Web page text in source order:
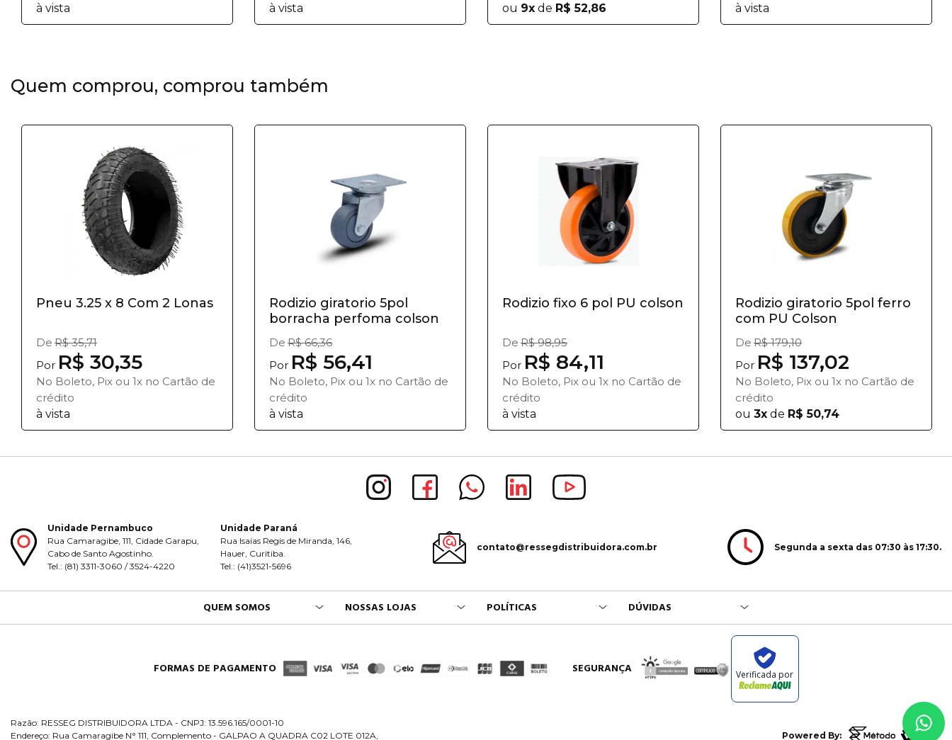
à vista
à vista
ou 9x de R$ 52,86
à vista
Quem comprou, comprou também
Pneu 3.25 x 8 Com 2 Lonas
De R$ 35,71
Por R$ 30,35
No Boleto, Pix ou 1x no Cartão de
crédito
à vista
Rodizio giratorio 5pol
borracha perfoma colson
De R$ 66,36
Por R$ 56,41
No Boleto, Pix ou 1x no Cartão de
crédito
à vista
Rodizio fixo 6 pol PU colson
De R$ 98,95
Por R$ 84,11
No Boleto, Pix ou 1x no Cartão de
crédito
à vista
Rodizio giratorio 5pol ferro
com PU Colson
De R$ 179,10
Por R$ 137,02
No Boleto, Pix ou 1x no Cartão de
crédito
ou 3x de R$ 50,74
Unidade Pernambuco
Rua Camaragibe, 111, Cidade Garapu,
Cabo de Santo Agostinho.
Tel.: (81) 3311-3060 / 3524-4220
Unidade Paraná
Rua Isaías Regis de Miranda, 146,
Hauer, Curitiba.
Tel.: (41)3521-5696
contato@ressegdistribuidora.com.br Segunda a sexta das 07:30 às 17:30.
QUEM SOMOS NOSSAS LOJAS POLÍTICAS DÚVIDAS
FORMAS DE PAGAMENTO SEGURANÇA Verificada por
Razão: RESSEG DISTRIBUIDORA LTDA - CNPJ: 13.596.165/0001-10
Endereço: Rua Camaragibe N° 111, Complemento - GALPAO A QUADRA C02 LOTE 012A,
Powered By: